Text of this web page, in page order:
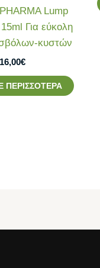
Lump
Για εύκολη
κυστών
16,00€
ΠΕΡΙΣΣΌΤΕΡΑ